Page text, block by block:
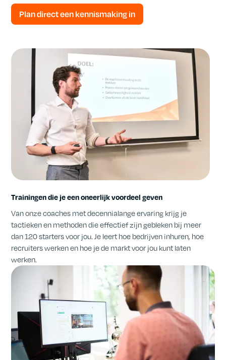
Plan direct een kennismaking in
Trainingen die je een oneerlijk voordeel geven
Van onze coaches met decennialange ervaring krijg je
tactieken en methoden die effectief zijn gebleken bij meer
dan 120 starters voor jou. Je leert hoe bedrijven inhuren, hoe
recruiters werken en hoe je de markt voor jou kunt laten
werken.